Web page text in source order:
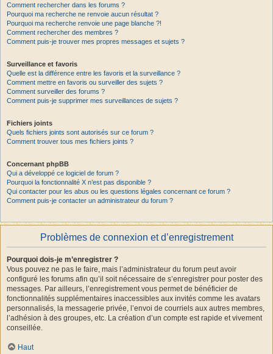
Comment rechercher dans les forums ?
Pourquoi ma recherche ne renvoie aucun résultat ?
Pourquoi ma recherche renvoie une page blanche ?!
Comment rechercher des membres ?
Comment puis-je trouver mes propres messages et sujets ?
Surveillance et favoris
Quelle est la différence entre les favoris et la surveillance ?
Comment mettre en favoris ou surveiller des sujets ?
Comment surveiller des forums ?
Comment puis-je supprimer mes surveillances de sujets ?
Fichiers joints
Quels fichiers joints sont autorisés sur ce forum ?
Comment trouver tous mes fichiers joints ?
Concernant phpBB
Qui a développé ce logiciel de forum ?
Pourquoi la fonctionnalité X n’est pas disponible ?
Qui contacter pour les abus ou les questions légales concernant ce forum ?
Comment puis-je contacter un administrateur du forum ?
Problèmes de connexion et d’enregistrement
Pourquoi dois-je m’enregistrer ?
Vous pouvez ne pas le faire, mais l’administrateur du forum peut avoir
configuré les forums afin qu’il soit nécessaire de s’enregistrer pour poster des
messages. Par ailleurs, l’enregistrement vous permet de bénéficier de
fonctionnalités supplémentaires inaccessibles aux invités comme les avatars
personnalisés, la messagerie privée, l’envoi de courriels aux autres membres,
l’adhésion à des groupes, etc. La création d’un compte est rapide et vivement
conseillée.
Haut